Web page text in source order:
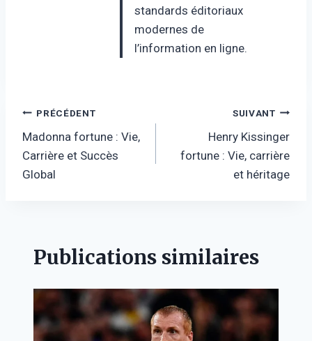
standards éditoriaux
modernes de
l’information en ligne.
Navigation
de
l’article
PRÉCÉDENT
Madonna fortune : Vie,
Carrière et Succès
Global
SUIVANT
Henry Kissinger
fortune : Vie, carrière
et héritage
Publications similaires